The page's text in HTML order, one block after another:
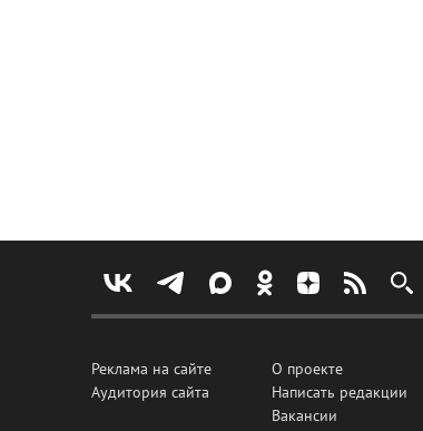
Реклама на сайте
Аудитория сайта
О проекте
Написать редакции
Вакансии